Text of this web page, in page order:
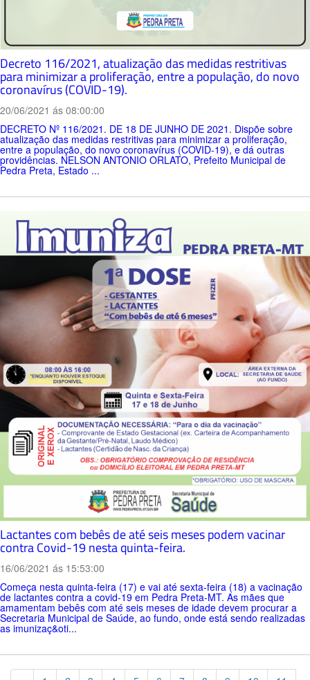
Decreto 116/2021, atualização das medidas restritivas
para minimizar a proliferação, entre a população, do novo
coronavírus (COVID-19).
20/06/2021 ás 08:00:00
DECRETO Nº 116/2021. DE 18 DE JUNHO DE 2021. Dispõe sobre
atualização das medidas restritivas para minimizar a proliferação,
entre a população, do novo coronavírus (COVID-19), e dá outras
providências. NELSON ANTONIO ORLATO, Prefeito Municipal de
Pedra Preta, Estado ...
Lactantes com bebês de até seis meses podem vacinar
contra Covid-19 nesta quinta-feira.
16/06/2021 ás 15:53:00
Começa nesta quinta-feira (17) e vai até sexta-feira (18) a vacinação
de lactantes contra a covid-19 em Pedra Preta-MT. As mães que
amamentam bebês com até seis meses de idade devem procurar a
Secretaria Municipal de Saúde, ao fundo, onde está sendo realizadas
as imunizaç&oti...